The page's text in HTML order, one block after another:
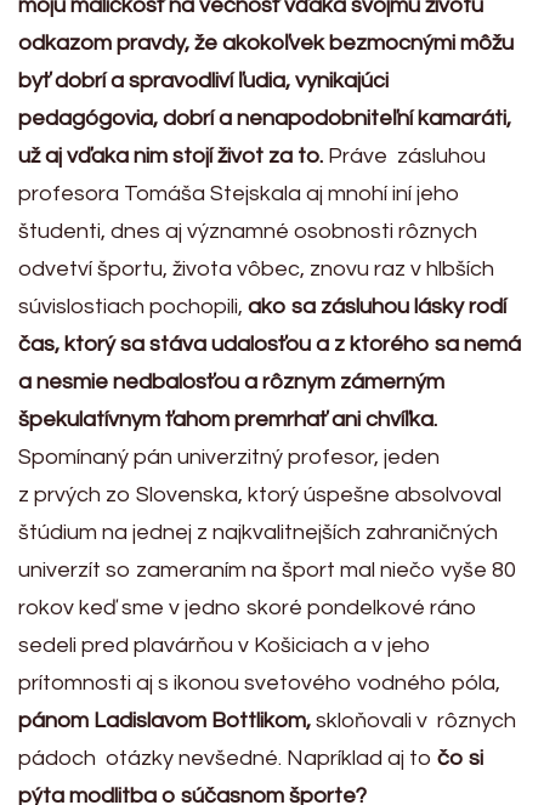
moju maličkosť na večnosť vďaka svojmu životu
odkazom pravdy, že akokoľvek bezmocnými môžu
byť dobrí a spravodliví ľudia, vynikajúci
pedagógovia, dobrí a nenapodobniteľní kamaráti,
už aj vďaka nim stojí život za to. Práve zásluhou
profesora Tomáša Stejskala aj mnohí iní jeho
študenti, dnes aj významné osobnosti rôznych
odvetví športu, života vôbec, znovu raz v hlbších
súvislostiach pochopili, ako sa zásluhou lásky rodí
čas, ktorý sa stáva udalosťou a z ktorého sa nemá
a nesmie nedbalosťou a rôznym zámerným
špekulatívnym ťahom premrhať ani chvíľka.
Spomínaný pán univerzitný profesor, jeden
z prvých zo Slovenska, ktorý úspešne absolvoval
štúdium na jednej z najkvalitnejších zahraničných
univerzít so zameraním na šport mal niečo vyše 80
rokov keď sme v jedno skoré pondelkové ráno
sedeli pred plavárňou v Košiciach a v jeho
prítomnosti aj s ikonou svetového vodného póla,
pánom Ladislavom Bottlikom, skloňovali v rôznych
pádoch otázky nevšedné. Napríklad aj to čo si
pýta modlitba o súčasnom športe?